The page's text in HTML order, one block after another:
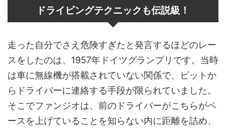
ドライビングテクニックも伝説級！
走った自分でさえ危険すぎたと発言するほどのレー
スをしたのは、1957年ドイツグランプリです。当時
は車に無線機が搭載されていない関係で、ピットか
らドライバーに連絡する手段が限られていました。
そこでファンジオは、前のドライバーがこちらがペ
ースを上げていることを知らない内に距離を詰め、